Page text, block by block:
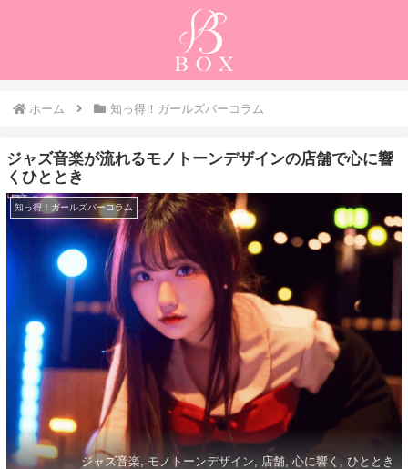
ホーム 知っ得！ガールズバーコラム
ジャズ音楽が流れるモノトーンデザインの店舗で心に響
くひととき
知っ得！ガールズバーコラム
ジャズ音楽, モノトーンデザイン, 店舗, 心に響く, ひととき